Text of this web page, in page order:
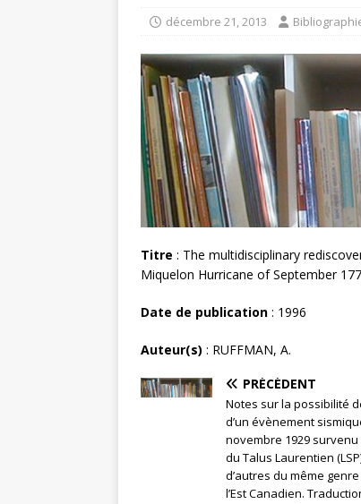
décembre 21, 2013
Titre : The multidisciplinary
Miquelon Hurricane of September
Date de publication : 1996
Auteur(s) : RUFFMAN, A.
PRÉCÉDENT
Notes sur la possibilité
d’un évènement
novembre 1929
du Talus Laurentien
d’autres du même
l’Est Canadien.